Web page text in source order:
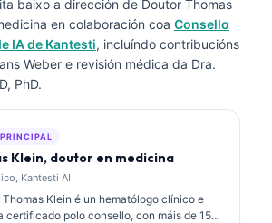
baixo a dirección de Doutor Thomas
en colaboración coa Consello
IA de Kantesti, incluíndo contribucións
Weber e revisión médica da Dra.
PhD.
Klein, doutor en medicina
Kantesti AI
Thomas Klein é un hematólogo clínico e
certificado polo consello, con máis de 15